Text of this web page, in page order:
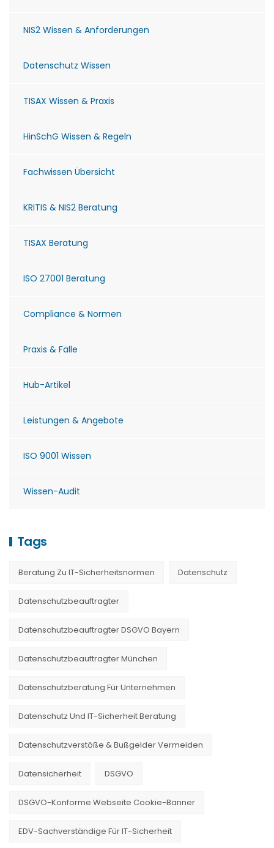
NIS2 Wissen & Anforderungen
Datenschutz Wissen
TISAX Wissen & Praxis
HinSchG Wissen & Regeln
Fachwissen Übersicht
KRITIS & NIS2 Beratung
TISAX Beratung
ISO 27001 Beratung
Compliance & Normen
Praxis & Fälle
Hub-Artikel
Leistungen & Angebote
ISO 9001 Wissen
Wissen-Audit
Tags
Beratung Zu IT-Sicherheitsnormen Datenschutz
Datenschutzbeauftragter
Datenschutzbeauftragter DSGVO Bayern
Datenschutzbeauftragter München
Datenschutzberatung Für Unternehmen
Datenschutz Und IT-Sicherheit Beratung
Datenschutzverstöße & Bußgelder Vermeiden
Datensicherheit DSGVO
DSGVO-Konforme Webseite Cookie-Banner
EDV-Sachverständige Für IT-Sicherheit